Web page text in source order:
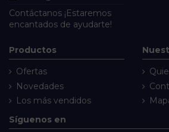
Contáctanos ¡Estaremos
encantados de ayudarte!
Productos
Ofertas
Novedades
Los más vendidos
Síguenos en